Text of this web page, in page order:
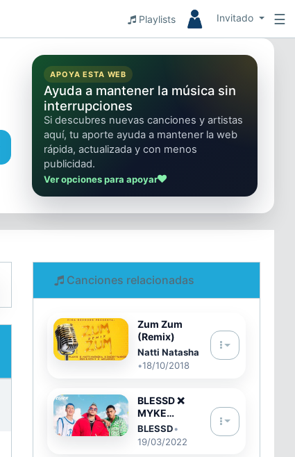
Playlists Invitado ☰
APOYA ESTA WEB
Ayuda a mantener la música sin
interrupciones
Si descubres nuevas canciones y artistas
aquí, tu aporte ayuda a mantener la web
rápida, actualizada y con menos
publicidad.
Ver opciones para apoyar
Canciones relacionadas
Zum Zum
(Remix)
Natti Natasha
•18/10/2018
BLESSD ❌
MYKE
TOWERS ❌
OVY ON THE
DRUMS |
BLESSD•
19/03/2022